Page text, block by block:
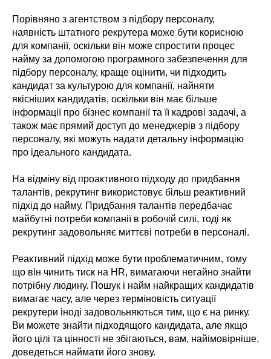
Порівняно з агентством з підбору персоналу,
наявність штатного рекрутера може бути корисною
для компанії, оскільки він може спростити процес
найму за допомогою програмного забезпечення для
підбору персоналу, краще оцінити, чи підходить
кандидат за культурою для компанії, найняти
якісніших кандидатів, оскільки він має більше
інформації про бізнес компанії та її кадрові задачі, а
також має прямий доступ до менеджерів з підбору
персоналу, які можуть надати детальну інформацію
про ідеального кандидата.
На відміну від проактивного підходу до придбання
талантів, рекрутинг використовує більш реактивний
підхід до найму. Придбання талантів передбачає
майбутні потреби компанії в робочій силі, тоді як
рекрутинг задовольняє миттєві потреби в персоналі.
Реактивний підхід може бути проблематичним, тому
що він чинить тиск на HR, вимагаючи негайно знайти
потрібну людину. Пошук і найм найкращих кандидатів
вимагає часу, але через терміновість ситуації
рекрутери іноді задовольняються тим, що є на ринку.
Ви можете знайти підходящого кандидата, але якщо
його цілі та цінності не збігаються, вам, найімовірніше,
доведеться наймати його знову.